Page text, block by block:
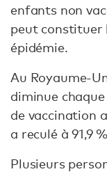
enfants non
peut constituer
épidémie.
Au Royaume-
diminue
de vaccination
a reculé à 91,9
Plusieurs